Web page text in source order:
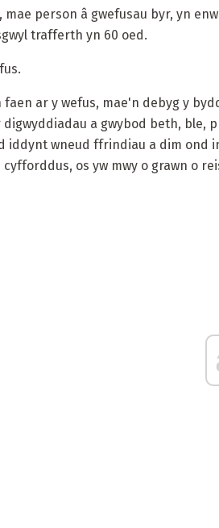
mae person â gwefusau byr, yn
trafferth yn 60 oed.
faen ar y wefus, mae'n debyg y
a gwybod beth, ble,
iddynt wneud ffrindiau a dim ond
os yw mwy o grawn o